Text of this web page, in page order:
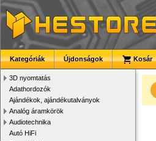
Kategóriák Újdonságok Kosár
3D nyomtatás
Adathordozók
Ajándékok, ajándékutalványok
Analóg áramkörök
Audiotechnika
Autó HiFi